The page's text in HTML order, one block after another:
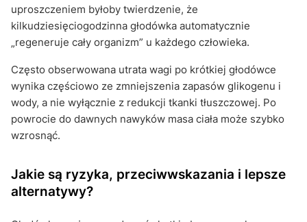
uproszczeniem byłoby twierdzenie, że
kilkudziesięciogodzinna głodówka automatycznie
„regeneruje cały organizm” u każdego człowieka.
Często obserwowana utrata wagi po krótkiej głodówce
wynika częściowo ze zmniejszenia zapasów glikogenu i
wody, a nie wyłącznie z redukcji tkanki tłuszczowej. Po
powrocie do dawnych nawyków masa ciała może szybko
wzrosnąć.
Jakie są ryzyka, przeciwwskazania i lepsze
alternatywy?